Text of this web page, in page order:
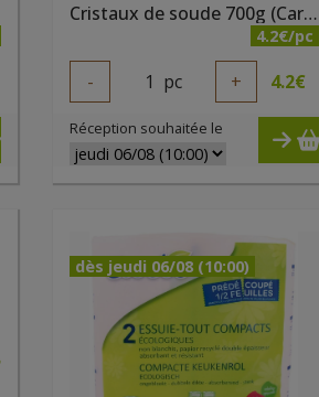
Cristaux de soude 700g (Carbonate de sodium)
4.2€/pc
- 1 pc + 4.2€
Réception souhaitée le
dès jeudi 06/08 (10:00)